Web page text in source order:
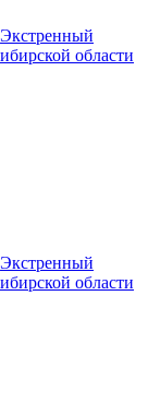
Экстренный
области
Экстренный
области